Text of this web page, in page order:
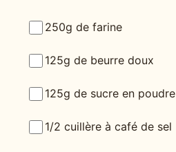
250g de farine
125g de beurre doux
125g de sucre en poudre
1/2 cuillère à café de sel